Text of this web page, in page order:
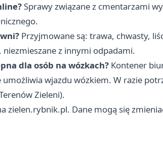
Sprawy związane z cmentarzami
Przyjmowane są: trawa, chwasty,
z innymi odpadami.
dla osób na wózkach? Kontener
wjazdu wózkiem. W razie
Zieleni).
zielen.rybnik.pl. Dane mogą się